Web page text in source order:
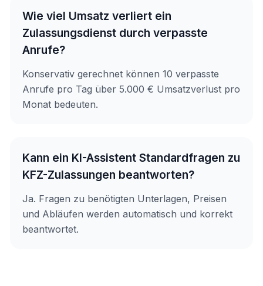
Wie viel Umsatz verliert ein
Zulassungsdienst durch verpasste
Anrufe?
Konservativ gerechnet können 10 verpasste
Anrufe pro Tag über 5.000 € Umsatzverlust pro
Monat bedeuten.
Kann ein KI-Assistent Standardfragen zu
KFZ-Zulassungen beantworten?
Ja. Fragen zu benötigten Unterlagen, Preisen
und Abläufen werden automatisch und korrekt
beantwortet.